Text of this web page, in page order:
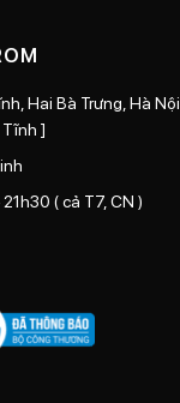
Hai Bà Trưng, Hà Nội
]
( cả T7, CN )